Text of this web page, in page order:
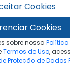
Facebook
Acessar
a
Rede
Social
Youtube
a
Rede
Social
de
direitos
Cookies
Cookies
sobre nossa
Termos de Uso,
Proteção de Dados